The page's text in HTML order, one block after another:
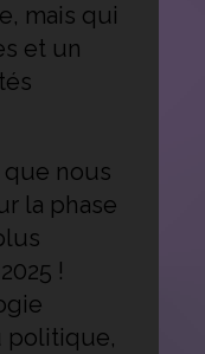
mais qui
et un
que nous
la phase
!
politique,